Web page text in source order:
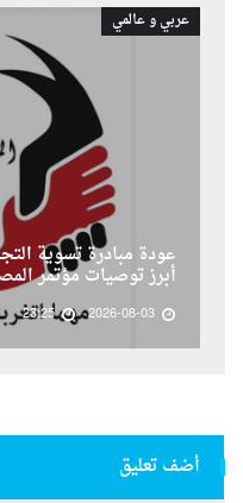
عربي و عالمي
عودة مبادرة تسوية
أبرز توصيات مؤتمر
2026-08-03
23:25
أضف تعليق